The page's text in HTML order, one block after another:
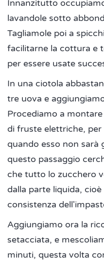
Innanzitutto
lavandole sotto
Tagliamole poi a
facilitarne la cottura e
per essere usate
In una ciotola
tre uova e
Procediamo a
di fruste elettriche,
quando esso non sarà
questo passaggio
che tutto lo zucchero
dalla parte liquida,
consistenza
Aggiungiamo ora la
setacciata, e
minuti, questa volta